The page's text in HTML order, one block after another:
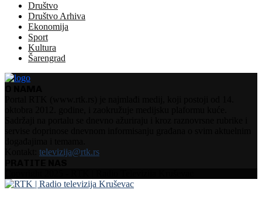
Društvo
Društvo Arhiva
Ekonomija
Sport
Kultura
Šarengrad
televizija@rtk.rs